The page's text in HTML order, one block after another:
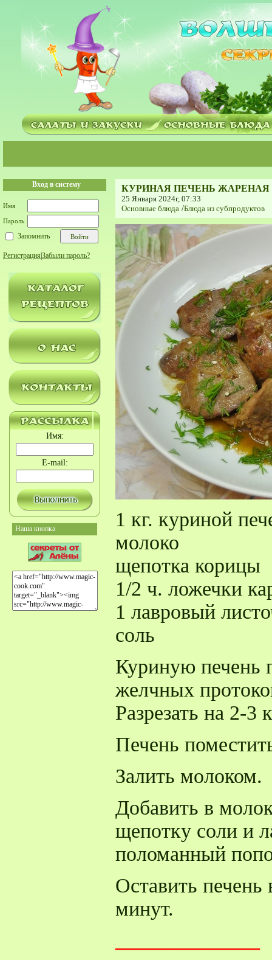
Вход в систему
Имя
Пароль
Запомнить
Регистрация Забыли пароль?
Имя:
E-mail:
Наша кнопка
КУРИНАЯ ПЕЧЕНЬ
25 Января 2024г, 07:33
Основные блюда /Блюда из субпродуктов
1 кг. куриной
молоко
щепотка корицы
1/2 ч. ложечки
1 лавровый
соль
Куриную печень
желчных
Разрезать на 2-3
Печень
Залить молоком.
Добавить в
щепотку соли и
поломанный
Оставить
минут.